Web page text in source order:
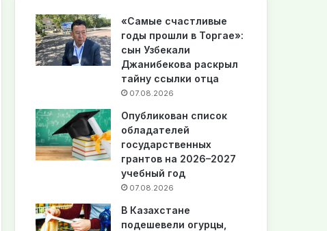
«Самые счастливые
годы прошли в Торгае»:
сын Узбекали
Джанибекова раскрыл
тайну ссылки отца
07.08.2026
Опубликован список
обладателей
государственных
грантов на 2026–2027
учебный год
07.08.2026
В Казахстане
подешевели огурцы,